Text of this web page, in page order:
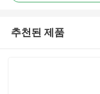
추천된 제품